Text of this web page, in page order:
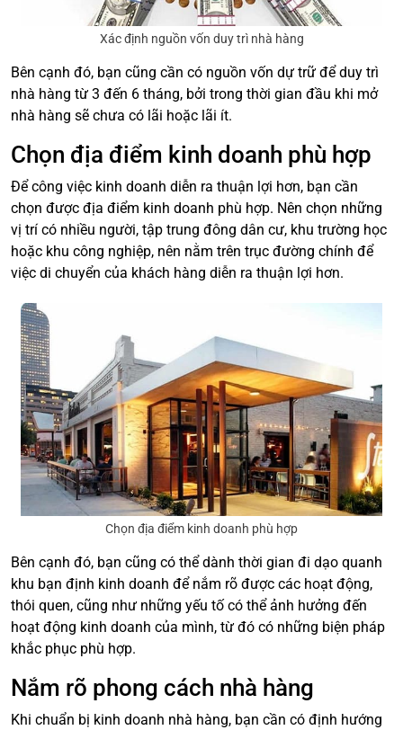
Xác định nguồn vốn duy trì nhà hàng
Bên cạnh đó, bạn cũng cần có nguồn vốn dự trữ để duy trì
nhà hàng từ 3 đến 6 tháng, bởi trong thời gian đầu khi mở
nhà hàng sẽ chưa có lãi hoặc lãi ít.
Chọn địa điểm kinh doanh phù hợp
Để công việc kinh doanh diễn ra thuận lợi hơn, bạn cần
chọn được địa điểm kinh doanh phù hợp. Nên chọn những
vị trí có nhiều người, tập trung đông dân cư, khu trường học
hoặc khu công nghiệp, nên nằm trên trục đường chính để
việc di chuyển của khách hàng diễn ra thuận lợi hơn.
Chọn địa điểm kinh doanh phù hợp
Bên cạnh đó, bạn cũng có thể dành thời gian đi dạo quanh
khu bạn định kinh doanh để nắm rõ được các hoạt động,
thói quen, cũng như những yếu tố có thể ảnh hưởng đến
hoạt động kinh doanh của mình, từ đó có những biện pháp
khắc phục phù hợp.
Nắm rõ phong cách nhà hàng
Khi chuẩn bị kinh doanh nhà hàng, bạn cần có định hướng